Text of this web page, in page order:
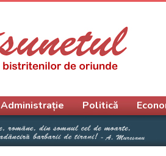
Administrație Politică